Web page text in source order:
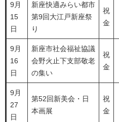
9月
15
日
新座快適みらい都市
第9回大江戸新座祭
り
祝
金
9月
16
日
新座市社会福祉協議
会野火止下支部敬老
の集い
祝
金
9月
27
日
第52回新美会・日
本画展
祝
金